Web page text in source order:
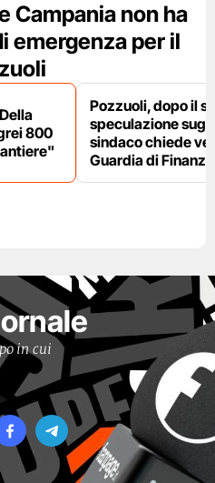
Campania non ha
emergenza per il
800
Pozzuoli, dopo il
speculazione
sindaco chiede
Guardia di Finanza
in cui